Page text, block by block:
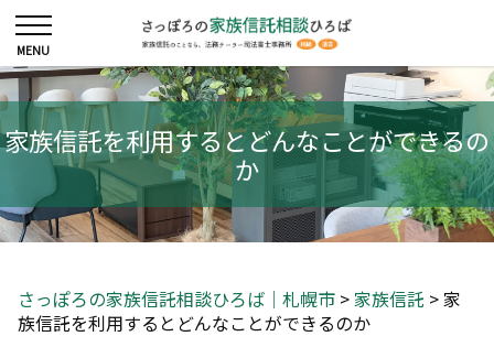
家族信託を利用するとどんなことができるの
か
さっぽろの家族信託相談ひろば｜札幌市 >家族信託 >家
族信託を利用するとどんなことができるのか